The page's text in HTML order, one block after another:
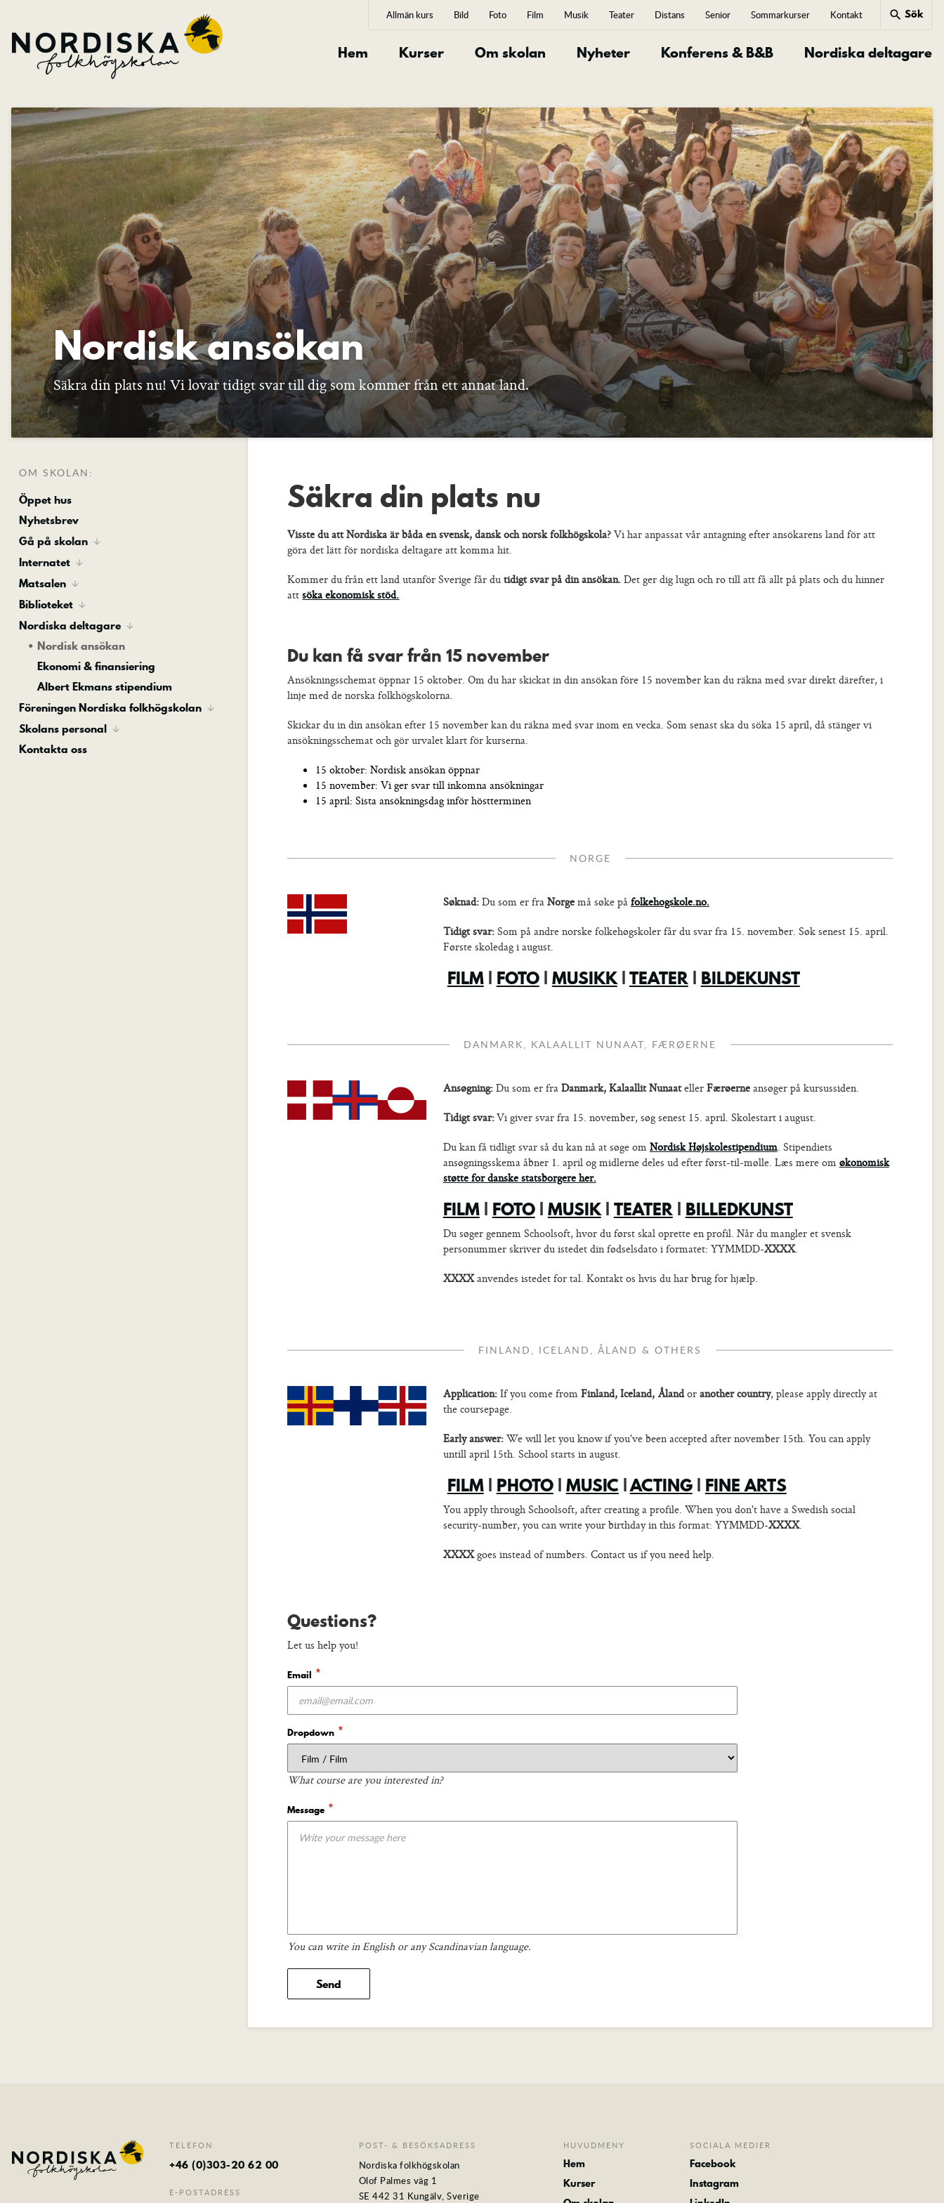
Allmän kurs Bild Foto Film Musik Teater Distans Senior Sommarkurser Kontakt search Sök
Hem Kurser Om skolan Nyheter Konferens & B&B Nordiska deltagare
Nordisk ansökan
Säkra din plats nu! Vi lovar tidigt svar till dig som kommer från ett annat land.
OM SKOLAN:
Öppet hus
Nyhetsbrev
Gå på skolan
Internatet
Matsalen
Biblioteket
Nordiska deltagare
Nordisk ansökan
Ekonomi & finansiering
Albert Ekmans stipendium
Föreningen Nordiska folkhögskolan
Skolans personal
Kontakta oss
Säkra din plats nu
Visste du att Nordiska är båda en svensk, dansk och norsk folkhögskola?Vi har anpassat vår antagning efter ansökarens land för att
göra det lätt för nordiska deltagare att komma hit.
Kommer du från ett land utanför Sverige får dutidigt svar på din ansökan.Det ger dig lugn och ro till att få allt på plats och du hinner
attsöka ekonomisk stöd.
Du kan få svar från 15 november
Ansökningsschemat öppnar 15 oktober. Om du har skickat in din ansökan före 15 november kan du räkna med svar direkt därefter, i
linje med de norska folkhögskolorna.
Skickar du in din ansökan efter 15 november kan du räkna med svar inom en vecka. Som senast ska du söka 15 april, då stänger vi
ansökningsschemat och gör urvalet klart för kurserna.
15 oktober: Nordisk ansökan öppnar
15 november: Vi ger svar till inkomna ansökningar
15 april: Sista ansökningsdag inför höstterminen
NORGE
Søknad:Du som er fraNorgemå søke påfolkehogskole.no.
Tidigt svar:Som på andre norske folkehøgskoler får du svar fra 15. november. Søk senest 15. april.
Første skoledag i august.
FILM| FOTO| MUSIKK|TEATER| BILDEKUNST
DANMARK, KALAALLIT NUNAAT, FÆRØERNE
Ansøgning:Du som er fraDanmark, Kalaallit NunaatellerFærøerneansøger på kursussiden.
Tidigt svar:Vi giver svar fra 15. november, søg senest 15. april. Skolestart i august.
Du kan få tidligt svar så du kan nå at søge omNordisk Højskolestipendium. Stipendiets
ansøgningsskema åbner 1. april og midlerne deles ud efter først-til-mølle. Læs mere omøkonomisk
støtte for danske statsborgere her.
FILM| FOTO| MUSIK| TEATER| BILLEDKUNST
Du søger gennem Schoolsoft, hvor du først skal oprette en profil. Når du mangler et svensk
personummer skriver du istedet din fødselsdato i formatet: YYMMDD-XXXX.
XXXXanvendes istedet for tal. Kontakt os hvis du har brug for hjælp.
FINLAND, ICELAND, ÅLAND & OTHERS
Application:If you come fromFinland, Iceland, Ålandoranother country, please apply directly at
the coursepage.
Early answer:We will let you know if you've been accepted after november 15th. You can apply
untill april 15th. School starts in august.
FILM| PHOTO| MUSIC|ACTING| FINE ARTS
You apply through Schoolsoft, after creating a profile. When you don't have a Swedish social
security-number, you can write your birthday in this format: YYMMDD-XXXX.
XXXXgoes instead of numbers. Contact us if you need help.
Questions?
Let us help you!
Email *
Dropdown *
What course are you interested in?
Message *
You can write in English or any Scandinavian language.
TELEFON
+46 (0)303-20 62 00
E-POSTADRESS
POST- & BESÖKSADRESS
Nordiska folkhögskolan
Olof Palmes väg 1
SE 442 31 Kungälv, Sverige
HUVUDMENY
Hem
Kurser
SOCIALA MEDIER
Facebook
Instagram